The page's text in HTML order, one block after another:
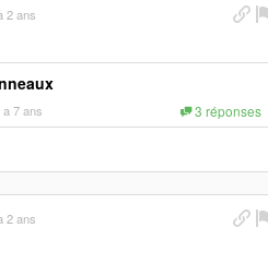
2 ans
a 7 ans 3 réponses
2 ans